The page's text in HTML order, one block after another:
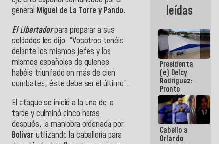
general Miguel de La Torre y Pando.
El Libertadorpara preparar a sus
soldados les dijo: “Vosotros tenéis
delante los mismos jefes y los
mismos españoles de quienes
habéis triunfado en más de cien
combates, éste debe ser el último”.
El ataque se inició a la una de la
tarde y culminó cinco horas
después, la maniobra ordenada por
Bolívar utilizando la caballería para
Internacional
deleídas
Presidenta
(e) Delcy
Rodríguez:
Pronto
restableceremos
las
operaciones
en el
Aeropuerto
Internacional
Cabello a
Orlando